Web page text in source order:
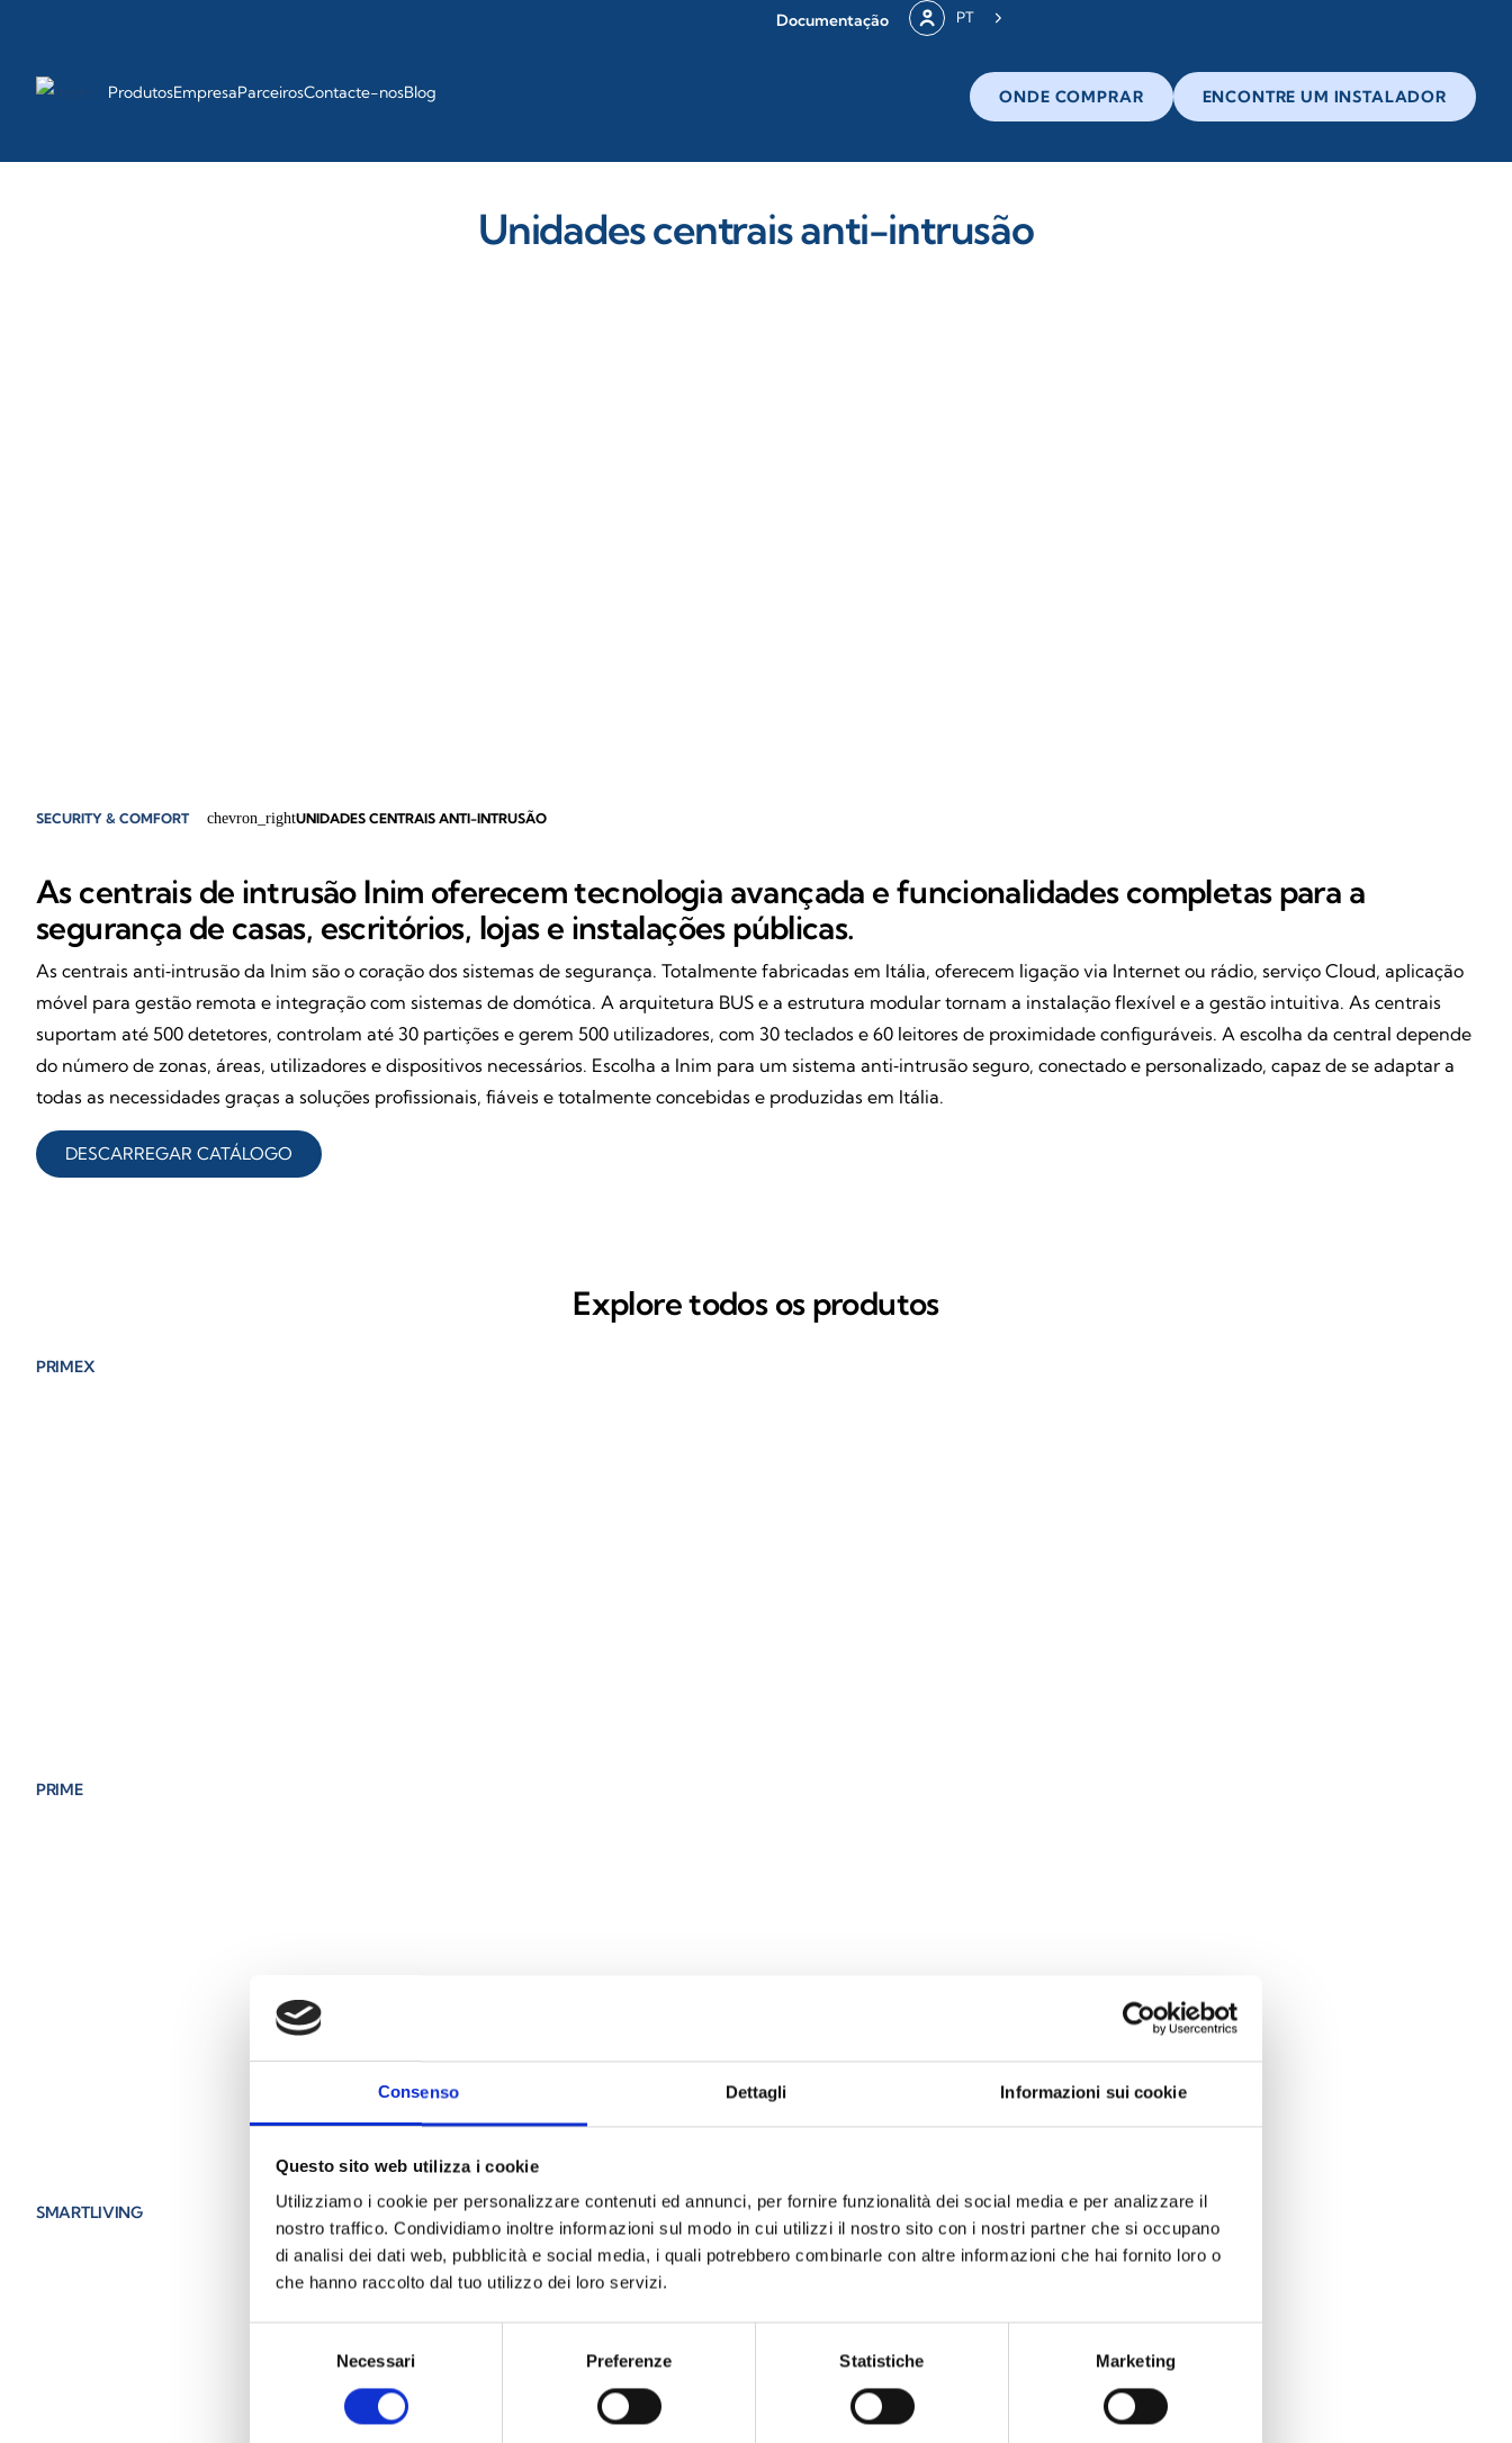
Consenso Dettagli Informazioni sui cookie
Questo sito web utilizza i cookie
Utilizziamo i cookie per personalizzare contenuti ed annunci, per fornire funzionalità dei social media e per analizzare il
nostro traffico. Condividiamo inoltre informazioni sul modo in cui utilizzi il nostro sito con i nostri partner che si occupano
di analisi dei dati web, pubblicità e social media, i quali potrebbero combinarle con altre informazioni che hai fornito loro o
che hanno raccolto dal tuo utilizzo dei loro servizi.
Necessari Preferenze Statistiche Marketing
Documentação PT
ProdutosEmpresaParceirosContacte-nosBlog ONDE COMPRAR ENCONTRE UM INSTALADOR
Unidades centrais anti-intrusão
SECURITY & COMFORT chevron_rightUNIDADES CENTRAIS ANTI-INTRUSÃO
As centrais de intrusão Inim oferecem tecnologia avançada e funcionalidades completas para a
segurança de casas, escritórios, lojas e instalações públicas.
As centrais anti‑intrusão da Inim são o coração dos sistemas de segurança. Totalmente fabricadas em Itália, oferecem ligação via Internet ou rádio, serviço Cloud, aplicação
móvel para gestão remota e integração com sistemas de domótica. A arquitetura BUS e a estrutura modular tornam a instalação flexível e a gestão intuitiva. As centrais
suportam até 500 detetores, controlam até 30 partições e gerem 500 utilizadores, com 30 teclados e 60 leitores de proximidade configuráveis. A escolha da central depende
do número de zonas, áreas, utilizadores e dispositivos necessários. Escolha a Inim para um sistema anti‑intrusão seguro, conectado e personalizado, capaz de se adaptar a
todas as necessidades graças a soluções profissionais, fiáveis e totalmente concebidas e produzidas em Itália.
DESCARREGAR CATÁLOGO
Explore todos os produtos
PRIMEX
PRIME
SMARTLIVING